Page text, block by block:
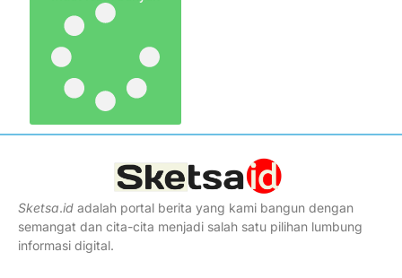
Sketsa.id adalah portal berita yang kami bangun dengan
semangat dan cita-cita menjadi salah satu pilihan lumbung
informasi digital.